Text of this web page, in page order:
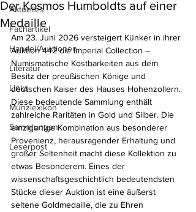
Aktuelles
Fachartikel
Handel/Auktionen
Literatur
Links
Münzlexikon
Sammlungen
Leserpost
Der Kosmos Humboldts auf einer
Medaille
Am 23. Juni 2026 versteigert Künker in ihrer
Auktion 442 die Imperial Collection –
Numismatische Kostbarkeiten aus dem
Besitz der preußischen Könige und
deutschen Kaiser des Hauses Hohenzollern.
Diese bedeutende Sammlung enthält
zahlreiche Raritäten in Gold und Silber. Die
einzigartige Kombination aus besonderer
Provenienz, herausragender Erhaltung und
großer Seltenheit macht diese Kollektion zu
etwas Besonderem. Eines der
wissenschaftsgeschichtlich bedeutendsten
Stücke dieser Auktion ist eine äußerst
seltene Goldmedaille, die zu Ehren